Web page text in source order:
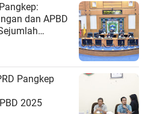
dan APBD
Pangkep
2025